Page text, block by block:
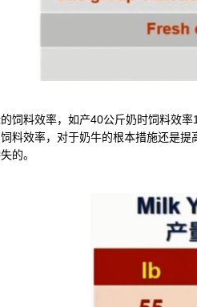
料效率，如产40公斤奶时饲料效率
料效率，对于奶牛的根本措施还是
的。